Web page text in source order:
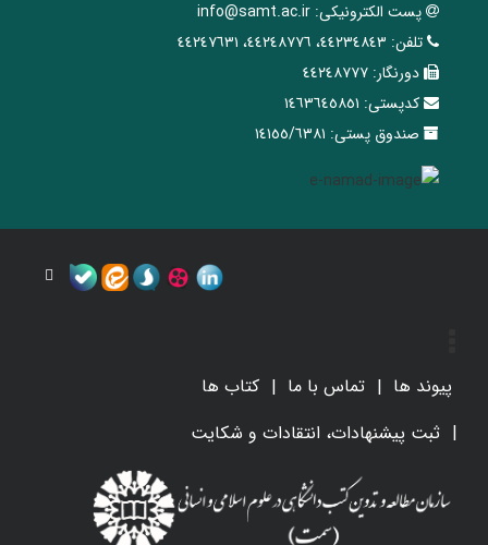
پست الکترونیکی: info@samt.ac.ir
تلفن: ٤٤٢٣٤٨٤٣، ٤٤٢٤٨٧٧٦، ٤٤٢٤٧٦٣١
دورنگار: ٤٤٢٤٨٧٧٧
کدپستی: ١٤٦٣٦٤٥٨٥١
صندوق پستی: ١٤١٥٥/٦٣٨١
پیوند ها تماس با ما
کتاب ها
ثبت پیشنهادات، انتقادات و شکایت